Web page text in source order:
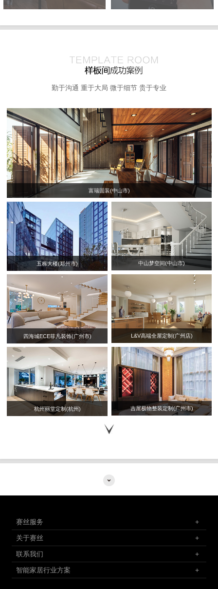
勤于沟通 重于大局 微于细节 贵于专业
富瑞固装(中山市)
五栋大楼(郑州市) 中山梦空间(中山市)
四海城ECE菲凡装饰(广州市) L&V高端全屋定制(广州店)
杭州丽堂定制(杭州) 吉屋极物整装定制(广州市)
赛丝服务 +
关于赛丝 +
联系我们 +
智能家居行业方案 +